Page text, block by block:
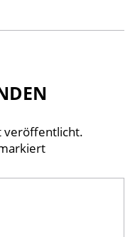
veröffentlicht.